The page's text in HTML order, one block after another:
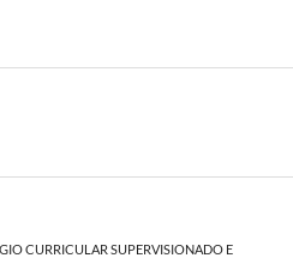
CURRICULAR SUPERVISIONADO E